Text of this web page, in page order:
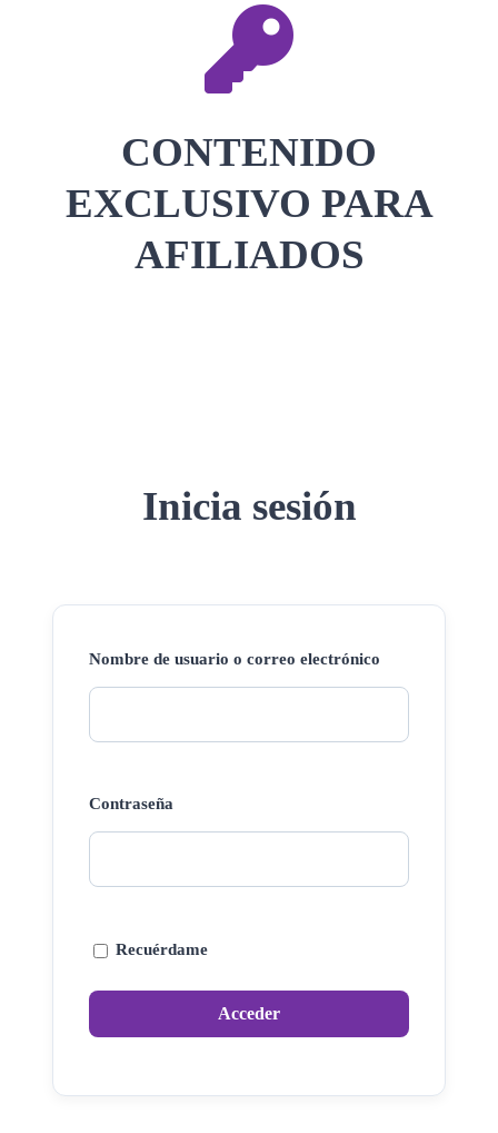
CONTENIDO
EXCLUSIVO PARA
AFILIADOS
Inicia sesión
Nombre de usuario o correo electrónico
Contraseña
Recuérdame